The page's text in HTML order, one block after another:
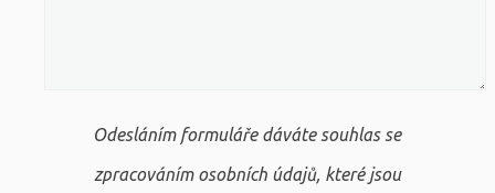
Odesláním formuláře dáváte souhlas se
zpracováním osobních údajů, které jsou